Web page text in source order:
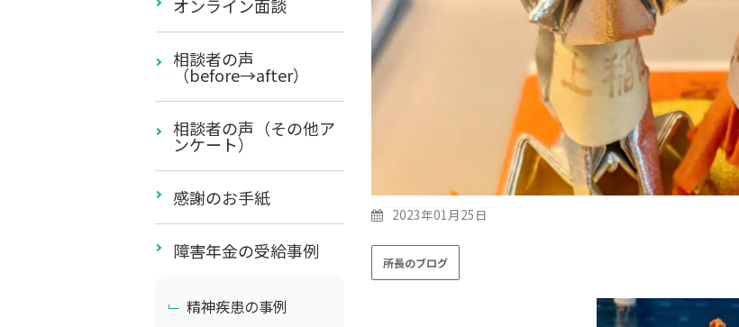
2023年01月25日
所長のブログ
オンライン面談
相談者の声
（before→after）
相談者の声（その他ア
ンケート）
感謝のお手紙
障害年金の受給事例
精神疾患の事例